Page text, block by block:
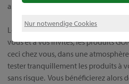
Nur notwendige Cookies
assistée par moi-même, avant, et
Lors d’une démonstration
vous et à vos invités, les produits
ceci chez vous, dans une
tester tranquillement les produits à
sans risque. Vous bénéficierez alors